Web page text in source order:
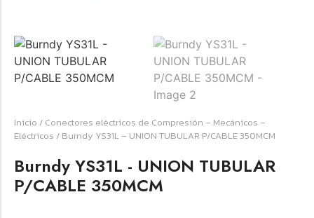
☆☆☆☆☆
Raychem HVT-Z-253/353-G – PUNTA
TERMINAL UNIP INT 35KV 2/0-350 MCM
para conexiones eléctricas, terminaciones y empalmes
industriales. Consulte este producto en Jprintech…
Add to Cart
Inicio / Conectores eléctricos de Compresión – Mecánicos –
Eléctricos / Burndy YS31L – UNION TUBULAR P/CABLE 350MCM
Burndy YS31L - UNION TUBULAR
P/CABLE 350MCM